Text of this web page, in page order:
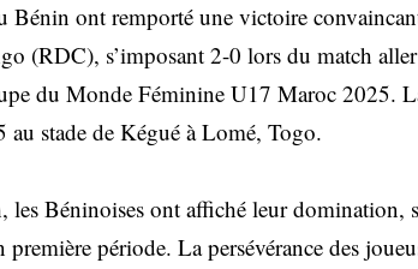
Bénin ont remporté une victoire
(RDC), s’imposant 2-0 lors du match
du Monde Féminine U17 Maroc 2025.
au stade de Kégué à Lomé, Togo.
les Béninoises ont affiché leur domination,
première période. La persévérance des